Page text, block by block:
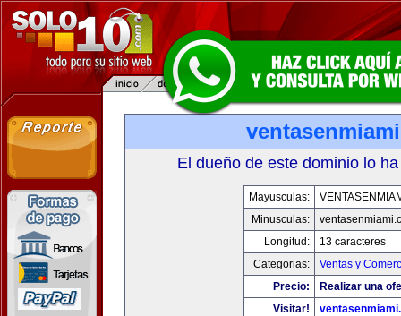
El dueño de este dominio lo
Mayusculas:
Minusculas:
Longitud:
13 caracteres
Categorias:
Ventas y
Precio:
Realizar una
Visitar!